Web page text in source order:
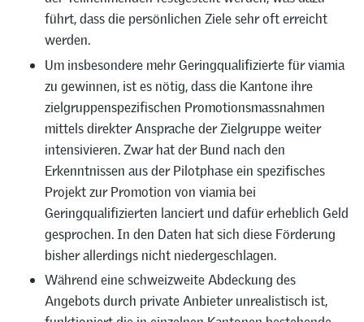
führt, dass die persönlichen Ziele sehr oft erreicht
werden.
Um insbesondere mehr Geringqualifizierte für viamia
zu gewinnen, ist es nötig, dass die Kantone ihre
zielgruppenspezifischen Promotionsmassnahmen
mittels direkter Ansprache der Zielgruppe weiter
intensivieren. Zwar hat der Bund nach den
Erkenntnissen aus der Pilotphase ein spezifisches
Projekt zur Promotion von viamia bei
Geringqualifizierten lanciert und dafür erheblich Geld
gesprochen. In den Daten hat sich diese Förderung
bisher allerdings nicht niedergeschlagen.
Während eine schweizweite Abdeckung des
Angebots durch private Anbieter unrealistisch ist,